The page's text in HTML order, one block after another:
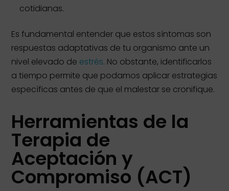
cotidianas.
Es fundamental entender que estos síntomas son
respuestas adaptativas de tu organismo ante un
nivel elevado de estrés. No obstante, identificarlos
a tiempo permite que podamos aplicar estrategias
específicas antes de que el malestar se cronifique.
Herramientas de la
Terapia de
Aceptación y
Compromiso (ACT)